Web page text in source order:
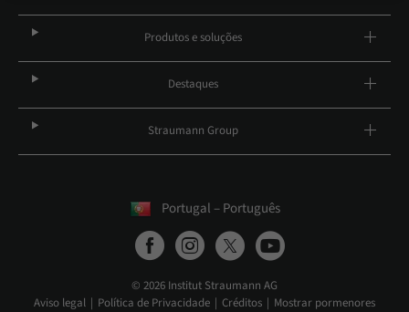
Produtos e soluções
Destaques
Straumann Group
Portugal – Português
© 2026 Institut Straumann AG
Aviso legal
Política de Privacidade Créditos Mostrar pormenores